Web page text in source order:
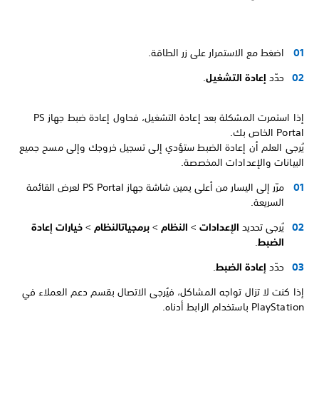
اضغط مع الاستمرار على زر الطاقة.
حدّد إعادة التشغيل.
إذا استمرت المشكلة بعد إعادة التشغيل، فحاول إعادة ضبط جهاز PS
Portal الخاص بك.
يُرجى العلم أن إعادة الضبط ستؤدي إلى تسجيل خروجك وإلى مسح جميع
البيانات والإعدادات المخصصة.
مرّر إلى اليسار من أعلى يمين شاشة جهاز PS Portal لعرض القائمة
السريعة.
يُرجى تحديد الإعدادات > النظام > برمجياتالنظام > خيارات إعادة
الضبط.
حدّد إعادة الضبط.
إذا كنت لا تزال تواجه المشاكل، فيُرجى الاتصال بقسم دعم العملاء في
PlayStation باستخدام الرابط أدناه.